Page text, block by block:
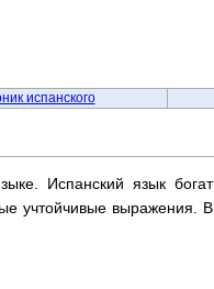
испанского
Испанский язык богат
учтойчивые выражения. В